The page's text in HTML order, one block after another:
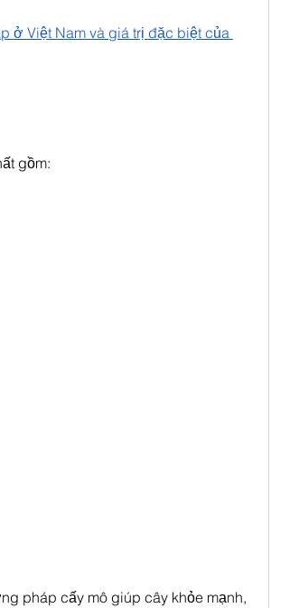
ở Việt Nam và giá trị đặc biệt của
gồm:
pháp cấy mô giúp cây khỏe mạnh,